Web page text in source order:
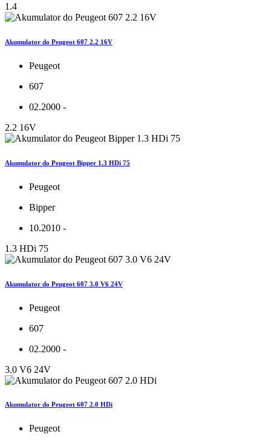
1.4
Akumulator do Peugeot 607 2.2 16V
Peugeot
607
02.2000 -
2.2 16V
Akumulator do Peugeot Bipper 1.3 HDi 75
Peugeot
Bipper
10.2010 -
1.3 HDi 75
Akumulator do Peugeot 607 3.0 V6 24V
Peugeot
607
02.2000 -
3.0 V6 24V
Akumulator do Peugeot 607 2.0 HDi
Peugeot